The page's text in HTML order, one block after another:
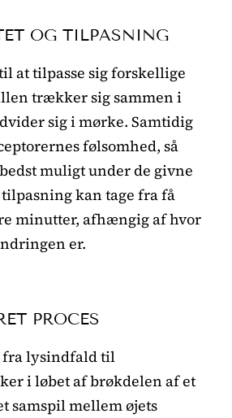
OG TILPASNING
at tilpasse sig forskellige
trækker sig sammen i
sig i mørke. Samtidig
følsomhed, så
muligt under de givne
kan tage fra få
minutter, afhængig af hvor
er.
PROCES
fra lysindfald til
i løbet af brøkdelen af et
samspil mellem øjets